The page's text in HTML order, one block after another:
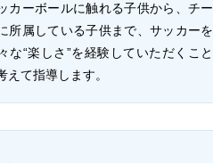
カーボールに触れる子供から、チー
所属している子供まで、サッカーを
な“楽しさ”を経験していただくこと
えて指導します。